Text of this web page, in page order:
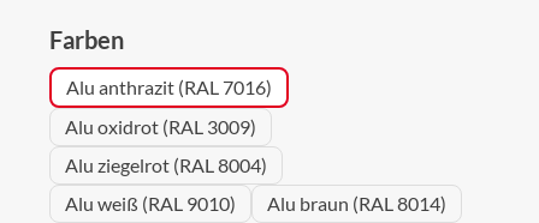
Farbenauswählen
Alu anthrazit (RAL 7016)
Alu oxidrot (RAL 3009)
Alu ziegelrot (RAL 8004)
Alu weiß (RAL 9010)
Alu braun (RAL 8014)